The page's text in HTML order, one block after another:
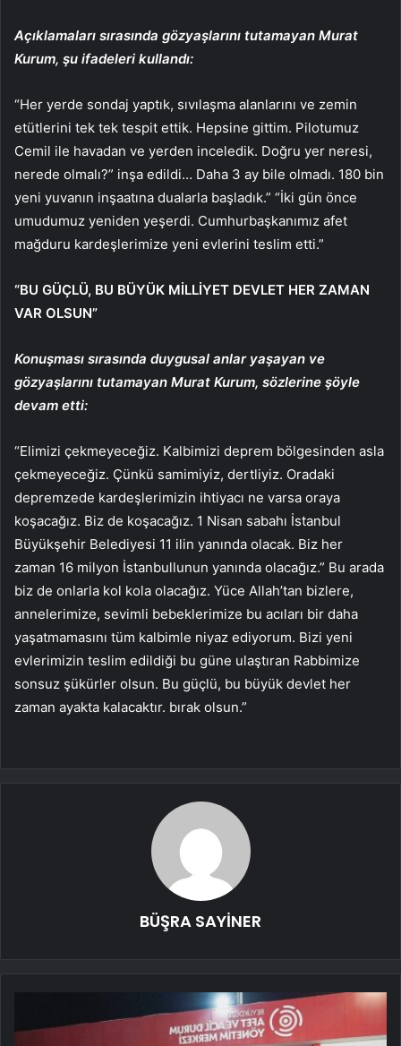
Açıklamaları sırasında gözyaşlarını tutamayan Murat
Kurum, şu ifadeleri kullandı:
“Her yerde sondaj yaptık, sıvılaşma alanlarını ve zemin
etütlerini tek tek tespit ettik. Hepsine gittim. Pilotumuz
Cemil ile havadan ve yerden inceledik. Doğru yer neresi,
nerede olmalı?” inşa edildi… Daha 3 ay bile olmadı. 180 bin
yeni yuvanın inşaatına dualarla başladık.” “İki gün önce
umudumuz yeniden yeşerdi. Cumhurbaşkanımız afet
mağduru kardeşlerimize yeni evlerini teslim etti.”
“BU GÜÇLÜ, BU BÜYÜK MİLLİYET DEVLET HER ZAMAN
VAR OLSUN”
Konuşması sırasında duygusal anlar yaşayan ve
gözyaşlarını tutamayan Murat Kurum, sözlerine şöyle
devam etti:
“Elimizi çekmeyeceğiz. Kalbimizi deprem bölgesinden asla
çekmeyeceğiz. Çünkü samimiyiz, dertliyiz. Oradaki
depremzede kardeşlerimizin ihtiyacı ne varsa oraya
koşacağız. Biz de koşacağız. 1 Nisan sabahı İstanbul
Büyükşehir Belediyesi 11 ilin yanında olacak. Biz her
zaman 16 milyon İstanbullunun yanında olacağız.” Bu arada
biz de onlarla kol kola olacağız. Yüce Allah’tan bizlere,
annelerimize, sevimli bebeklerimize bu acıları bir daha
yaşatmamasını tüm kalbimle niyaz ediyorum. Bizi yeni
evlerimizin teslim edildiği bu güne ulaştıran Rabbimize
sonsuz şükürler olsun. Bu güçlü, bu büyük devlet her
zaman ayakta kalacaktır. bırak olsun.”
BÜŞRA SAYİNER